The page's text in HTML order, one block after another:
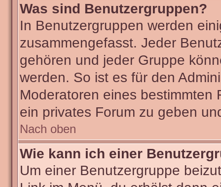
Was sind Benutzergruppen?
In Benutzergruppen werden
zusammengefasst. Jeder
gehören und jeder Gruppe
werden. So ist es für den
Moderatoren eines bestimmten
ein privates Forum zu geben
Nach oben
Wie kann ich einer
Um einer Benutzergruppe